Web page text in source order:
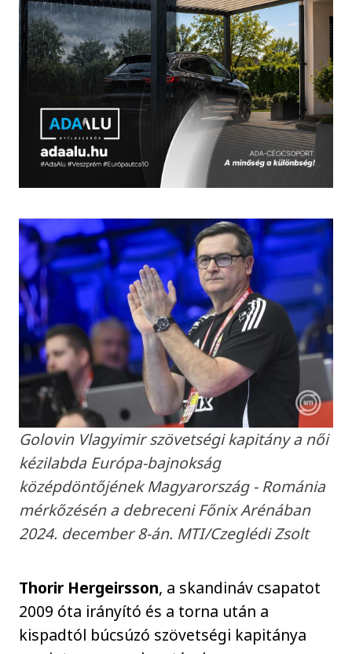
Golovin Vlagyimir szövetségi kapitány a női
kézilabda Európa-bajnokság
középdöntőjének Magyarország - Románia
mérkőzésén a debreceni Főnix Arénában
2024. december 8-án. MTI/Czeglédi Zsolt
Thorir Hergeirsson, a skandináv csapatot
2009 óta irányító és a torna után a
kispadtól búcsúzó szövetségi kapitánya